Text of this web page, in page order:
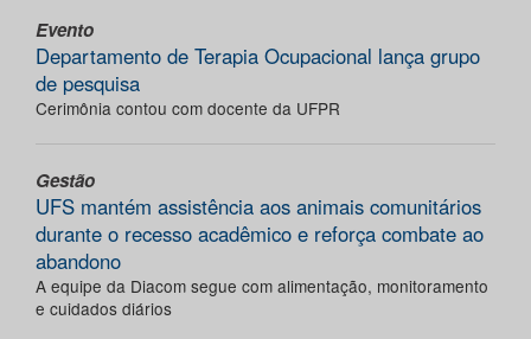
Evento
Departamento de Terapia Ocupacional lança grupo
de pesquisa
Cerimônia contou com docente da UFPR
Gestão
UFS mantém assistência aos animais comunitários
durante o recesso acadêmico e reforça combate ao
abandono
A equipe da Diacom segue com alimentação, monitoramento
e cuidados diários